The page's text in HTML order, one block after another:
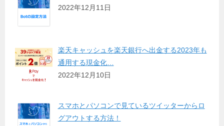
2022年12月11日
楽天キャッシュを楽天銀行へ出金する2023年も
通用する現金化…
2022年12月10日
スマホとパソコンで見ているツイッターからロ
グアウトする方法！